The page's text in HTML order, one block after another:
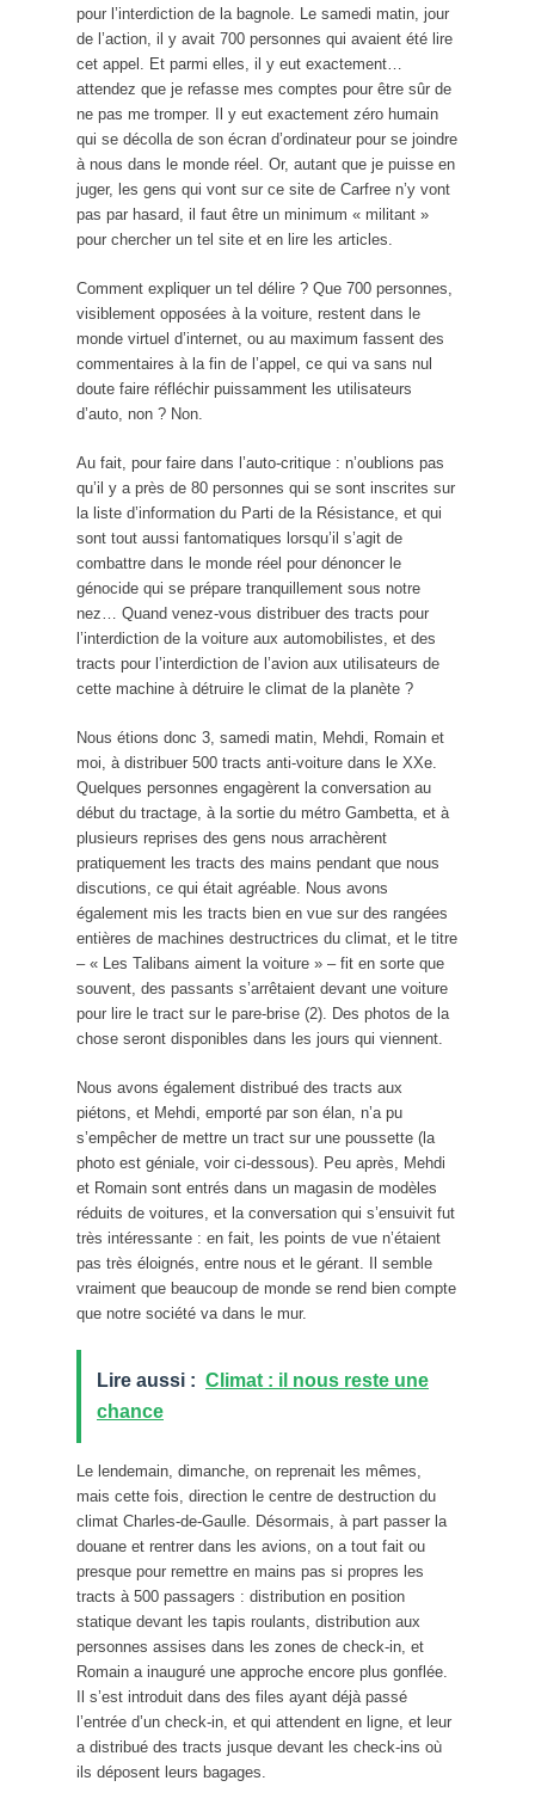
pour l’interdiction de la bagnole. Le samedi matin, jour
de l’action, il y avait 700 personnes qui avaient été lire
cet appel. Et parmi elles, il y eut exactement…
attendez que je refasse mes comptes pour être sûr de
ne pas me tromper. Il y eut exactement zéro humain
qui se décolla de son écran d’ordinateur pour se joindre
à nous dans le monde réel. Or, autant que je puisse en
juger, les gens qui vont sur ce site de Carfree n’y vont
pas par hasard, il faut être un minimum « militant »
pour chercher un tel site et en lire les articles.
Comment expliquer un tel délire ? Que 700 personnes,
visiblement opposées à la voiture, restent dans le
monde virtuel d’internet, ou au maximum fassent des
commentaires à la fin de l’appel, ce qui va sans nul
doute faire réfléchir puissamment les utilisateurs
d’auto, non ? Non.
Au fait, pour faire dans l’auto-critique : n’oublions pas
qu’il y a près de 80 personnes qui se sont inscrites sur
la liste d’information du Parti de la Résistance, et qui
sont tout aussi fantomatiques lorsqu’il s’agit de
combattre dans le monde réel pour dénoncer le
génocide qui se prépare tranquillement sous notre
nez… Quand venez-vous distribuer des tracts pour
l’interdiction de la voiture aux automobilistes, et des
tracts pour l’interdiction de l’avion aux utilisateurs de
cette machine à détruire le climat de la planète ?
Nous étions donc 3, samedi matin, Mehdi, Romain et
moi, à distribuer 500 tracts anti-voiture dans le XXe.
Quelques personnes engagèrent la conversation au
début du tractage, à la sortie du métro Gambetta, et à
plusieurs reprises des gens nous arrachèrent
pratiquement les tracts des mains pendant que nous
discutions, ce qui était agréable. Nous avons
également mis les tracts bien en vue sur des rangées
entières de machines destructrices du climat, et le titre
– « Les Talibans aiment la voiture » – fit en sorte que
souvent, des passants s’arrêtaient devant une voiture
pour lire le tract sur le pare-brise (2). Des photos de la
chose seront disponibles dans les jours qui viennent.
Nous avons également distribué des tracts aux
piétons, et Mehdi, emporté par son élan, n’a pu
s’empêcher de mettre un tract sur une poussette (la
photo est géniale, voir ci-dessous). Peu après, Mehdi
et Romain sont entrés dans un magasin de modèles
réduits de voitures, et la conversation qui s’ensuivit fut
très intéressante : en fait, les points de vue n’étaient
pas très éloignés, entre nous et le gérant. Il semble
vraiment que beaucoup de monde se rend bien compte
que notre société va dans le mur.
Lire aussi : Climat : il nous reste une
chance
Le lendemain, dimanche, on reprenait les mêmes,
mais cette fois, direction le centre de destruction du
climat Charles-de-Gaulle. Désormais, à part passer la
douane et rentrer dans les avions, on a tout fait ou
presque pour remettre en mains pas si propres les
tracts à 500 passagers : distribution en position
statique devant les tapis roulants, distribution aux
personnes assises dans les zones de check-in, et
Romain a inauguré une approche encore plus gonflée.
Il s’est introduit dans des files ayant déjà passé
l’entrée d’un check-in, et qui attendent en ligne, et leur
a distribué des tracts jusque devant les check-ins où
ils déposent leurs bagages.